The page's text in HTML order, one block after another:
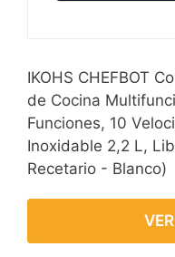
IKOHS CHEFBOT
de Cocina
Funciones, 10
Inoxidable 2,2 L,
Recetario - Blanco)